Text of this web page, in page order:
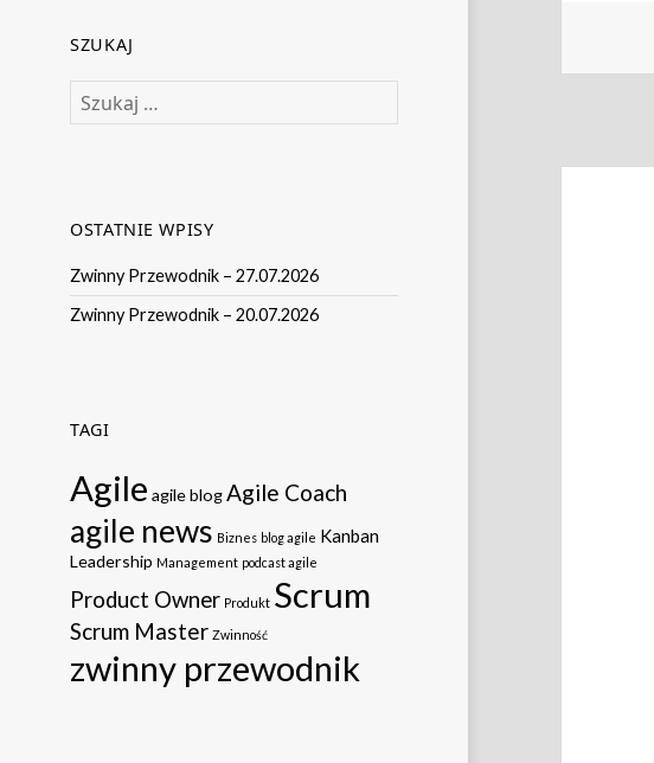
SZUKAJ
OSTATNIE WPISY
Zwinny Przewodnik – 27.07.2026
Zwinny Przewodnik – 20.07.2026
TAGI
Agile agile blogAgile Coach
agile news Biznes blog agile Kanban
Leadership Management podcast agile
Product Owner Produkt Scrum
Scrum Master Zwinność
zwinny przewodnik